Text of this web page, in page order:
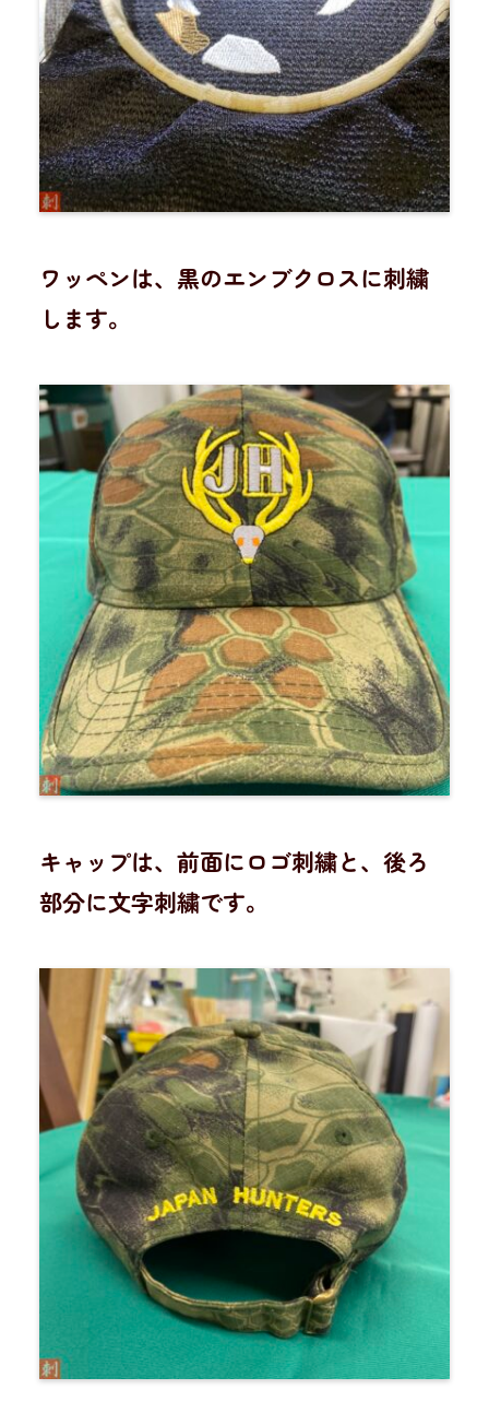
ワッペンは、黒のエンブクロスに刺繍
します。
キャップは、前面にロゴ刺繍と、後ろ
部分に文字刺繍です。